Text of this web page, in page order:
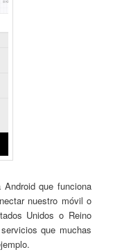
que funciona
nuestro móvil o
Unidos o Reino
que muchas